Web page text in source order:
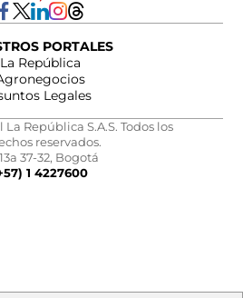
PORTALES
La República
Legales
República S.A.S. Todos los
reservados.
37-32, Bogotá
1 4227600